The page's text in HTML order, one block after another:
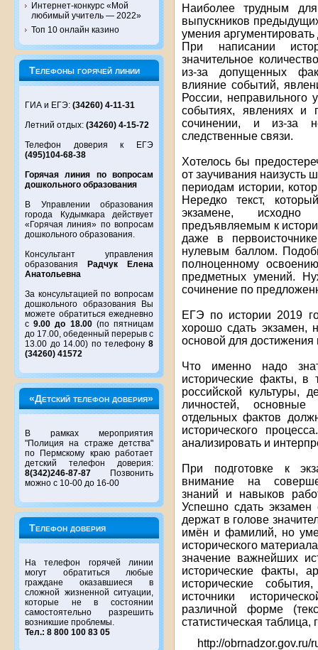
Интернет-конкурс «Мой
любимый учитель — 2022»
Топ 10 онлайн казино
Телефоны горячей линии
ГИА и ЕГЭ: (34260) 4-11-31
Летний отдых: (34260) 4-15-72
Телефон доверия к ЕГЭ
(495)104-68-38
Горячая линия по вопросам
дошкольного образования
В Управлении образования
города Кудымкара действует
«Горячая линия» по вопросам
дошкольного образования.
Консультант управления
образования
Радчук Елена
Анатольевна
За консультацией по вопросам
дошкольного образования Вы
можете обратиться ежедневно
с9.00 до 18.00(по пятницам
до 17.00, обеденный перерыв с
13.00 до 14.00) по телефону 8
(34260) 41572
«Детский телефон доверия»
В рамках мероприятия
"Полиция на страже детства"
по Пермскому краю работает
детский телефон доверия:
8(342)246-87-87 Позвонить
можно с 10-00 до 16-00
Телефон доверия
На телефон горячей линии
могут обратиться любые
граждане оказавшиеся в
сложной жизненной ситуации,
которые не в состоянии
самостоятельно разрешить
возникшие проблемы.
Тел.: 8 800 100 83 05
Наиболее трудным
выпускников
умения
При написании
значительное
из-за допущенных
влияние событий,
России, неправильного
событиях, явлениях и
сочинении, и из-за
следственные связи.
Хотелось бы
от заучивания
периодам истории,
Нередко текст,
экзамене, исходно
предъявляемым к
даже в
нулевым баллом.
полноценному
предметных умений.
сочинение по
ЕГЭ по истории 2019
хорошо сдать экзамен,
основой для достижения
Что именно надо
исторические факты, в
российской культуры,
личностей,
отдельных фактов
исторического
анализировать и
При подготовке к
внимание на
знаний и навыков
Успешно сдать экзамен
держат в голове
имён и фамилий, но
исторического
значение важнейших
исторические факты,
исторические
источники
различной форме
статистическая
http://